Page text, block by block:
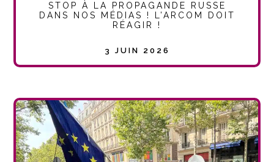
STOP À LA PROPAGANDE RUSSE
DANS NOS MÉDIAS ! L’ARCOM DOIT
RÉAGIR !
3 JUIN 2026